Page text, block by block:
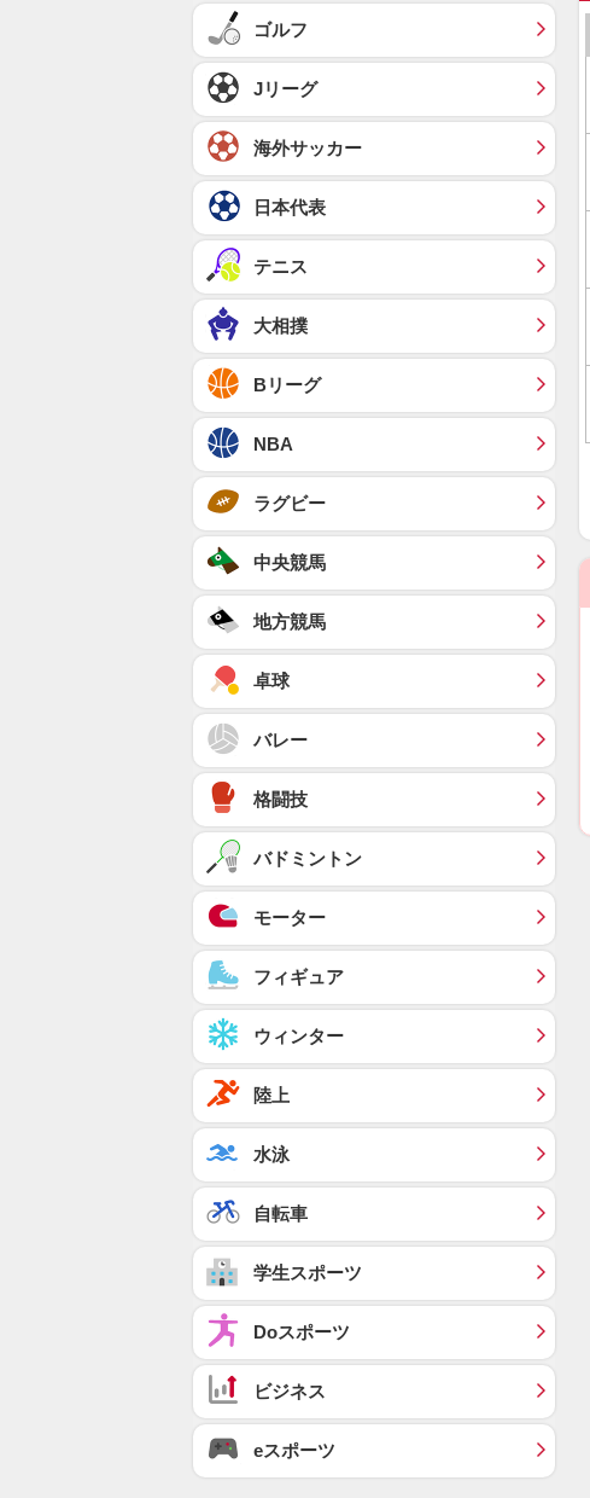
ゴルフ
Jリーグ
海外サッカー
日本代表
テニス
大相撲
Bリーグ
NBA
ラグビー
中央競馬
地方競馬
卓球
バレー
格闘技
バドミントン
モーター
フィギュア
ウィンター
陸上
水泳
自転車
学生スポーツ
Doスポーツ
ビジネス
eスポーツ